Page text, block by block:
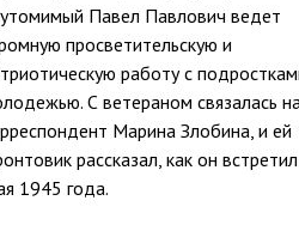
Павел Павлович ведет
просветительскую и
работу с
С ветераном связалась
Марина Злобина, и ей
рассказал, как он
1945 года.